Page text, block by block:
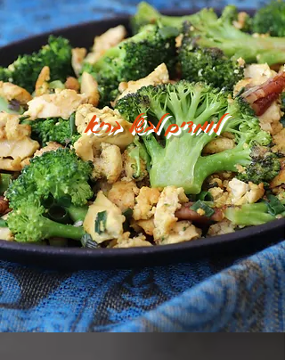
לומדים לבשל בריא